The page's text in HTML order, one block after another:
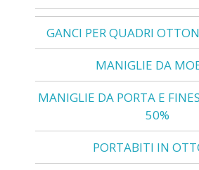
GANCI PER QUADRI
MANIGLIE DA
MANIGLIE DA PORTA E
50%
PORTABITI IN